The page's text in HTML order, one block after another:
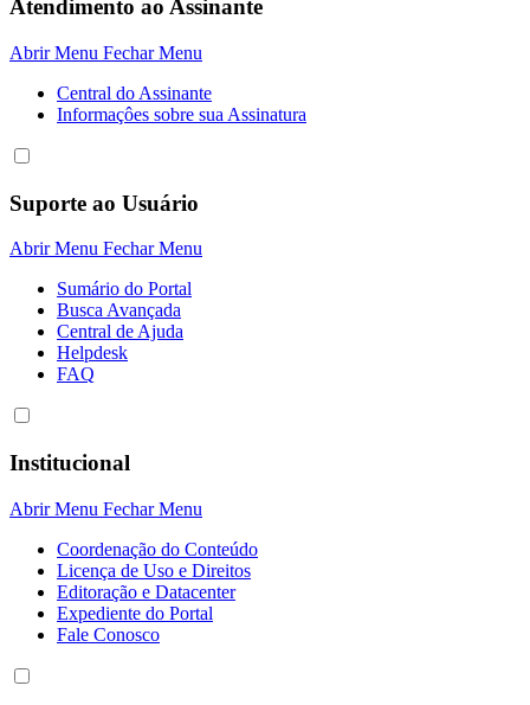
Atendimento ao Assinante
Abrir Menu Fechar Menu
Central do Assinante
Informaçôes sobre sua Assinatura
Suporte ao Usuário
Abrir Menu Fechar Menu
Sumário do Portal
Busca Avançada
Central de Ajuda
Helpdesk
FAQ
Institucional
Abrir Menu Fechar Menu
Coordenação do Conteúdo
Licença de Uso e Direitos
Editoração e Datacenter
Expediente do Portal
Fale Conosco